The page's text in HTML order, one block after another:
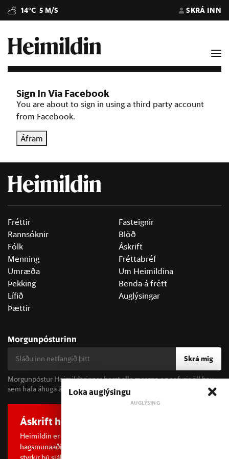
14°C 5 M/S SKRÁ INN
Sign In Via Facebook
You are about to sign in using a third party account
from Facebook.
Áfram
Fréttir
Rannsóknir
Fólk
Menning
Umræða
Þekking
Lífið
Þættir
Fasteignir
Blöð
Áskrift
Fréttabréf
Um Heimildina
Benda á frétt
Auglýsingar
Morgunpósturinn
Skrá mig
Morgunpóstur Heimildarinnar berst alla morgna og er fyrir öll þau
sem hafa áhuga á fréttum og þjóðfélagsumræðu.
Áskrift hefur áhrif
Heimildin er í dreifðu eignarhaldi og óháð
hagsmunaaðilum. Með því að kaupa áskrift að Heimildinni
Loka auglýsingu